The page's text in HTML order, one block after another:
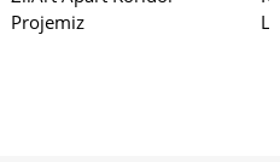
Projemiz